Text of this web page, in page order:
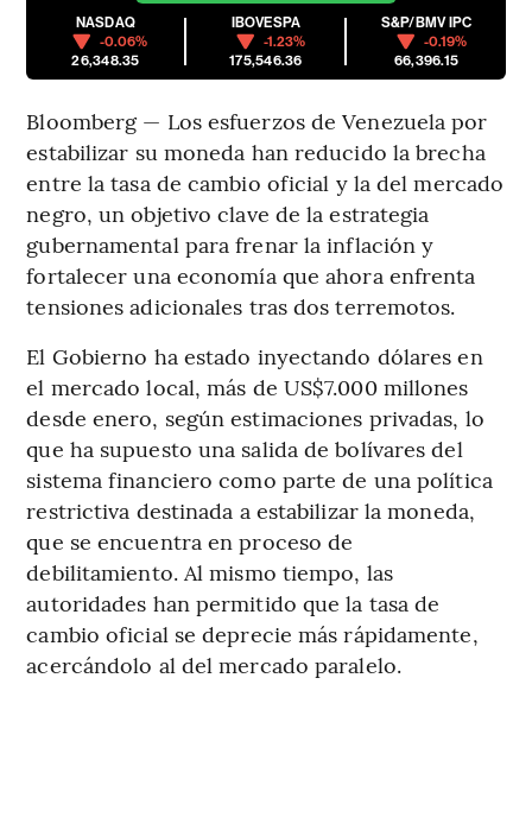
NASDAQ
-0.06%
26,348.35
IBOVESPA
-1.23%
175,546.36
S&P/BMV IPC
-0.19%
66,396.15
Bloomberg — Los esfuerzos de Venezuela por
estabilizar su moneda han reducido la brecha
entre la tasa de cambio oficial y la del mercado
negro, un objetivo clave de la estrategia
gubernamental para frenar la inflación y
fortalecer una economía que ahora enfrenta
tensiones adicionales tras dos terremotos.
El Gobierno ha estado inyectando dólares en
el mercado local, más de US$7.000 millones
desde enero, según estimaciones privadas, lo
que ha supuesto una salida de bolívares del
sistema financiero como parte de una política
restrictiva destinada a estabilizar la moneda,
que se encuentra en proceso de
debilitamiento. Al mismo tiempo, las
autoridades han permitido que la tasa de
cambio oficial se deprecie más rápidamente,
acercándolo al del mercado paralelo.